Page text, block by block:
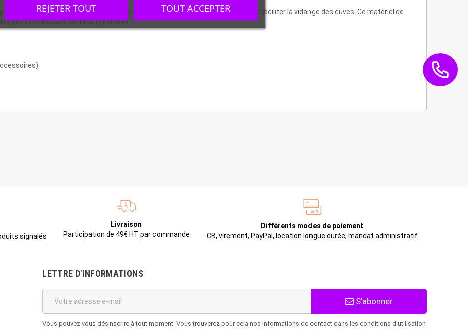
recevoir les 2 bacs GN1/1 (bacs non fournis). Il est équipé de 2 robinets pour faciliter la vidange des cuves. Ce matériel de
produits délicats, comme le poisson.
signalés
Livraison
Participation de 49€ HT par commande
Différents modes de paiement
CB, virement, PayPal, location longue durée, mandat administratif
LETTRE D'INFORMATIONS
S’abonner
Vous pouvez vous désinscrire à tout moment. Vous trouverez pour cela nos informations de contact dans les conditions d'utilisation
REJETER TOUT TOUT ACCEPTER